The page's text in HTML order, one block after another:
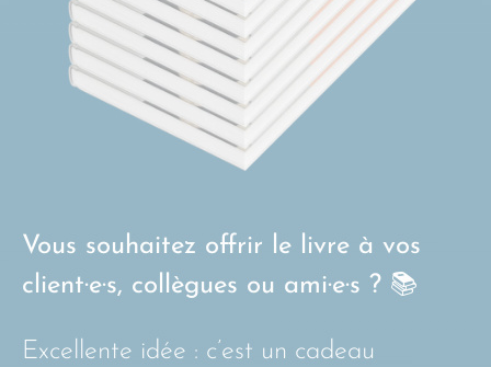
Vous souhaitez offrir le livre à vos
client·e·s, collègues ou ami·e·s ? 📚
Excellente idée : c’est un cadeau